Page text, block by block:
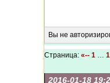
Вы не
Страница: «-- 1 …
2016-01-18